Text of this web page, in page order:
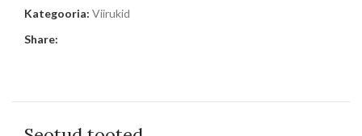
Kategooria: Viirukid
Share: